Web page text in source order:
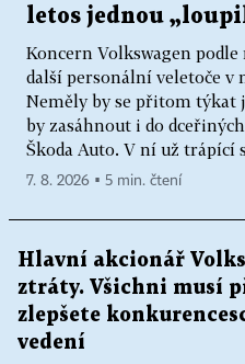
letos jednou
Koncern Volkswagen
další personální veletoče v
Neměly by se přitom týkat
by zasáhnout i do
Škoda Auto. V ní už trápící
7. 8. 2026 ▪ 5 min. čtení
Hlavní akcionář
ztráty. Všichni musí
zlepšete
vedení